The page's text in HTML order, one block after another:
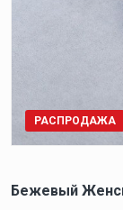
РАСПРОДАЖА
Бежевый